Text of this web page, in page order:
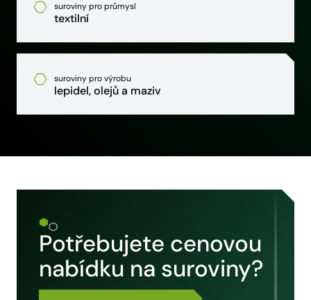
suroviny pro průmysl
textilní
suroviny pro výrobu
lepidel, olejů a maziv
Potřebujete cenovou
nabídku na suroviny?